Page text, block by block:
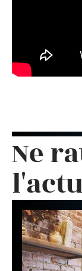
Ne
l'actu